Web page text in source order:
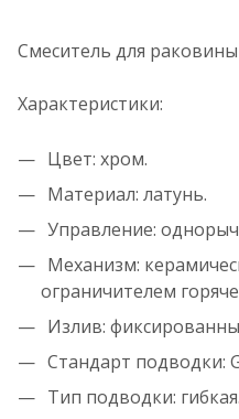
Смеситель для
Характеристики:
Цвет: хром.
Материал: латунь.
Управление:
Механизм:
ограничителем
Излив:
Стандарт подводки:
Тип подводки: гибкая.